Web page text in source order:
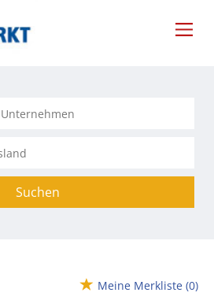
Suchen
Meine Merkliste (0)